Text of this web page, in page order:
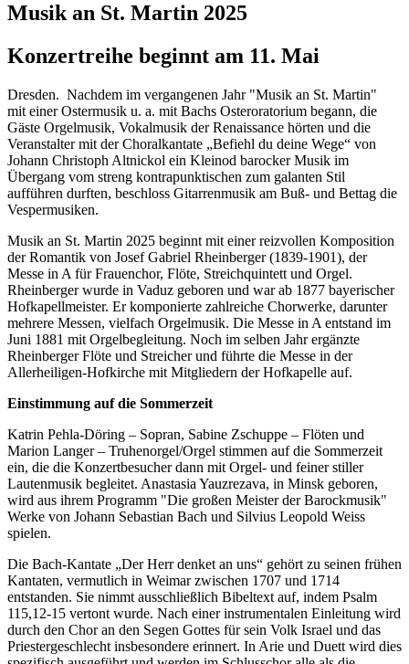
Musik an St. Martin 2025
Konzertreihe beginnt am 11. Mai
Dresden. Nachdem im vergangenen Jahr "Musik an St. Martin"
mit einer Ostermusik u. a. mit Bachs Osteroratorium begann, die
Gäste Orgelmusik, Vokalmusik der Renaissance hörten und die
Veranstalter mit der Choralkantate „Befiehl du deine Wege“ von
Johann Christoph Altnickol ein Kleinod barocker Musik im
Übergang vom streng kontrapunktischen zum galanten Stil
aufführen durften, beschloss Gitarrenmusik am Buß- und Bettag die
Vespermusiken.
Musik an St. Martin 2025 beginnt mit einer reizvollen Komposition
der Romantik von Josef Gabriel Rheinberger (1839-1901), der
Messe in A für Frauenchor, Flöte, Streichquintett und Orgel.
Rheinberger wurde in Vaduz geboren und war ab 1877 bayerischer
Hofkapellmeister. Er komponierte zahlreiche Chorwerke, darunter
mehrere Messen, vielfach Orgelmusik. Die Messe in A entstand im
Juni 1881 mit Orgelbegleitung. Noch im selben Jahr ergänzte
Rheinberger Flöte und Streicher und führte die Messe in der
Allerheiligen-Hofkirche mit Mitgliedern der Hofkapelle auf.
Einstimmung auf die Sommerzeit
Katrin Pehla-Döring – Sopran, Sabine Zschuppe – Flöten und
Marion Langer – Truhenorgel/Orgel stimmen auf die Sommerzeit
ein, die die Konzertbesucher dann mit Orgel- und feiner stiller
Lautenmusik begleitet. Anastasia Yauzrezava, in Minsk geboren,
wird aus ihrem Programm "Die großen Meister der Barockmusik"
Werke von Johann Sebastian Bach und Silvius Leopold Weiss
spielen.
Die Bach-Kantate „Der Herr denket an uns“ gehört zu seinen frühen
Kantaten, vermutlich in Weimar zwischen 1707 und 1714
entstanden. Sie nimmt ausschließlich Bibeltext auf, indem Psalm
115,12-15 vertont wurde. Nach einer instrumentalen Einleitung wird
durch den Chor an den Segen Gottes für sein Volk Israel und das
Priestergeschlecht insbesondere erinnert. In Arie und Duett wird dies